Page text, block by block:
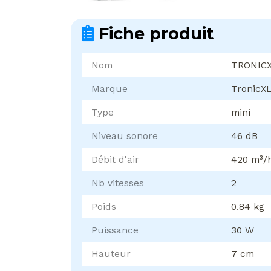
Fiche produit
Nom
Marque TronicXL
Type mini
Niveau sonore 46 dB
Débit d'air 420 m³/
Nb vitesses 2
Poids 0.84 kg
Puissance 30 W
Hauteur 7 cm